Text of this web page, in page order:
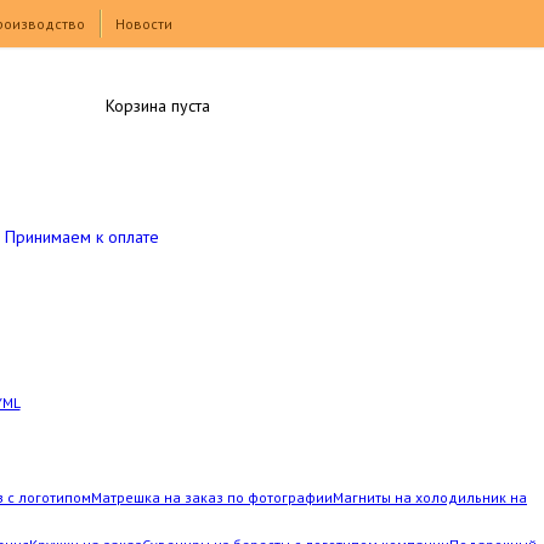
Новости
с логотипомМатрешка на заказ по фотографииМагниты на холодильник на
Принимаем к оплате
Корзина пуста